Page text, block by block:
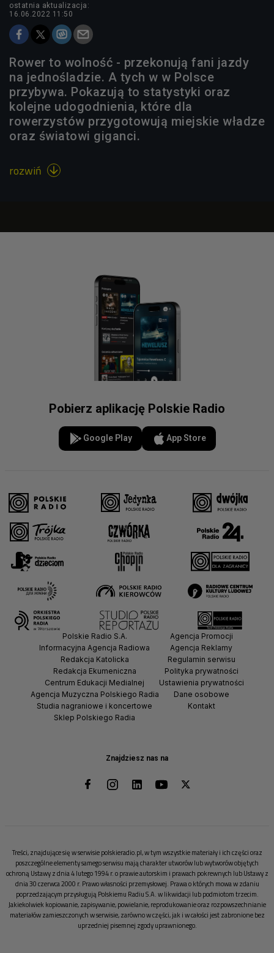
ostatnia aktualizacja:
16.06.2022 11:50
Rower to wolność - przekonują fani jazdy
na jednośladzie. A tych w w Polsce
przybywa. Pokazują to statystyki oraz
kolejne udogodnienia, które dla
rowerzystów przygotowują miejskie władze
oraz światowi giganci.
rozwiń 
Pobierz aplikację Polskie Radio
Google Play App Store
Znajdziesz nas na
Polskie Radio S.A.
Informacyjna Agencja Radiowa
Redakcja Katolicka
Redakcja Ekumeniczna
Centrum Edukacji Medialnej
Agencja Muzyczna Polskiego Radia
Studia nagraniowe i koncertowe
Sklep Polskiego Radia
Agencja Promocji
Agencja Reklamy
Regulamin serwisu
Polityka prywatności
Ustawienia prywatności
Dane osobowe
Kontakt
Treści, znajdujące się w serwisie polskieradio.pl, w tym wszystkie materiały i ich części oraz
poszczególne elementy samego serwisu mają charakter utworów lub wytworów objętych
ochroną Ustawy z dnia 4 lutego 1994 r. o prawie autorskim i prawach pokrewnych lub Ustawy z
dnia 30 czerwca 2000 r. Prawo własności przemysłowej. Prawa o których mowa w zdaniu
poprzedzającym przysługują Polskiemu Radiu S.A. w likwidacji lub podmiotom trzecim.
Jakiekolwiek kopiowanie, zapisywanie, powielanie, reprodukowanie oraz rozpowszechnianie
materiałów zamieszczonych w serwisie, zarówno w części, jak i w całości jest zabronione bez
uprzedniej pisemnej zgody uprawnionego.